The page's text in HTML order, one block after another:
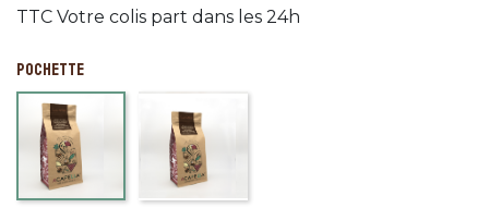
TTC Votre colis part dans les 24h
POCHETTE